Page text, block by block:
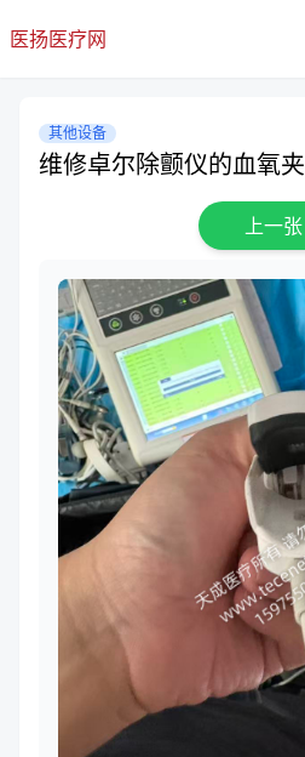
医扬医疗网
其他设备
维修卓尔除颤仪的血氧夹
上一张